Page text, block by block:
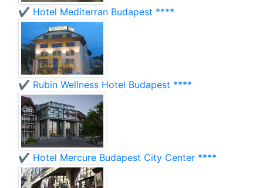
✔️ Hotel Mediterran Budapest ****
✔️ Rubin Wellness Hotel Budapest ****
✔️ Hotel Mercure Budapest City Center ****